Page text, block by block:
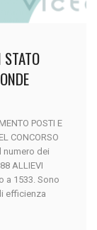
POSTI E
CONCORSO
numero dei
ALLIEVI
a 1533. Sono
efficienza